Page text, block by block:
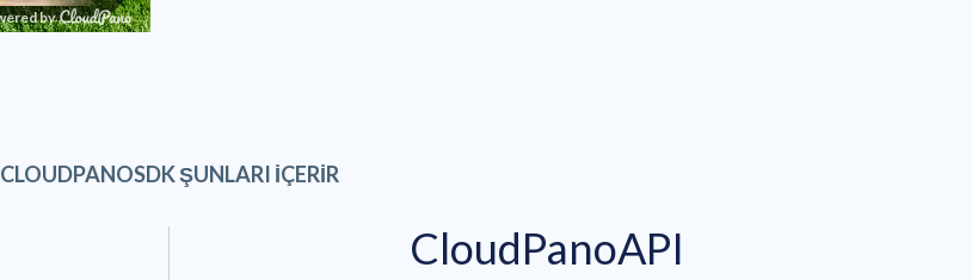
CLOUDPANOSDK ŞUNLARI İÇERİR
CloudPanoAPI